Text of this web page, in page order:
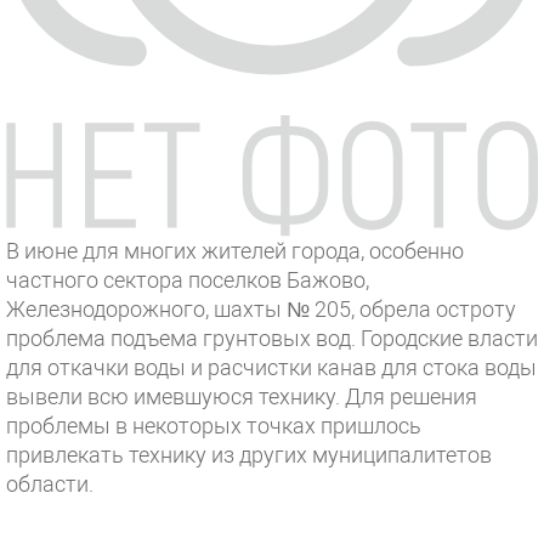
В июне для многих жителей города, особенно
частного сектора поселков Бажово,
Железнодорожного, шахты № 205, обрела остроту
проблема подъема грунтовых вод. Городские власти
для откачки воды и расчистки канав для стока воды
вывели всю имевшуюся технику. Для решения
проблемы в некоторых точках пришлось
привлекать технику из других муниципалитетов
области.